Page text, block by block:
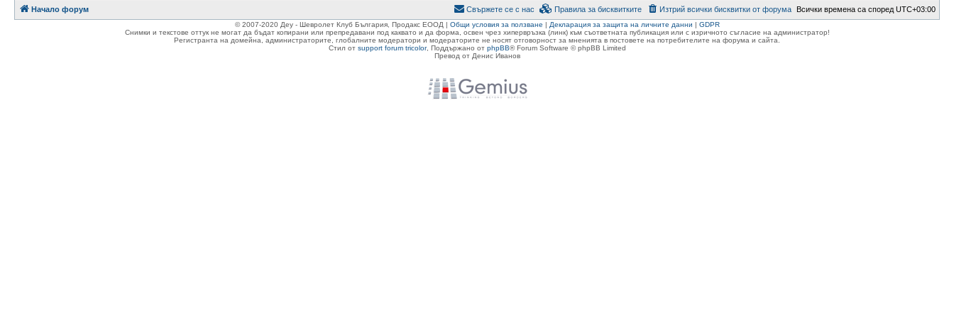
Начало форум Всички времена са според UTC+03:00
Изтрий всички бисквитки от форума
Правила за бисквитките
Свържете се с нас
© 2007-2020 Деу - Шевролет Клуб България, Продакс ЕООД | Общи условия за ползване | Декларация за защита на личните данни | GDPR
Снимки и текстове оттук не могат да бъдат копирани или препредавани под каквато и да форма, освен чрез хипервръзка (линк) към съответната публикация или с изричното съгласие на администратор!
Регистранта на домейна, администраторите, глобалните модератори и модераторите не носят отговорност за мненията в постовете на потребителите на форума и сайта.
Стил от support forum tricolor, Поддържано от phpBB® Forum Software © phpBB Limited
Превод от Денис Иванов